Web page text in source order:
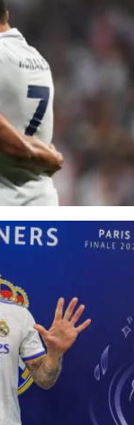
Casemiro a
glorieuse
par la gagne.
ses
pas
dans les